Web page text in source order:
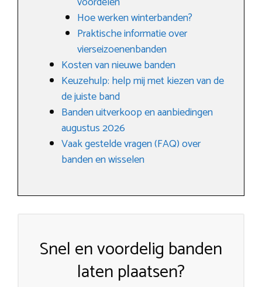
Hoe werken winterbanden?
Praktische informatie over
vierseizoenenbanden
Kosten van nieuwe banden
Keuzehulp: help mij met kiezen van de
de juiste band
Banden uitverkoop en aanbiedingen
augustus 2026
Vaak gestelde vragen (FAQ) over
banden en wisselen
Snel en voordelig banden
laten plaatsen?